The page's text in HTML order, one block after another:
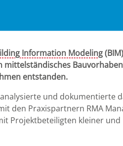
Information Modeling(BIM)
entstanden.
und dokumentierte
den Praxispartnern RMA
Projektbeteiligten kleiner und